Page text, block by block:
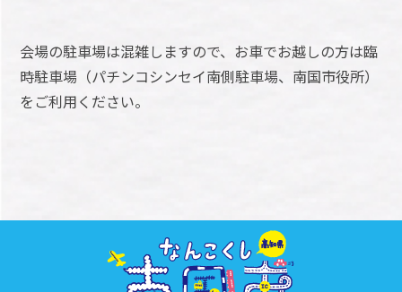
会場の駐車場は混雑しますので、お車でお越しの方は臨
時駐車場（パチンコシンセイ南側駐車場、南国市役所）
をご利用ください。